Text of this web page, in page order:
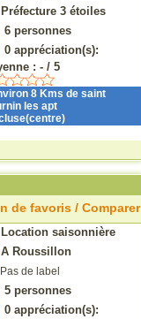
Préfecture 3 étoiles
6 personnes
0appréciation(s):
: -/ 5
8 Kms de saint
les apt
de favoris / Comparer
Location saisonnière
A Roussillon
Pas de label
5 personnes
0appréciation(s):